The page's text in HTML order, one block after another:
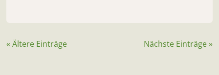
« Ältere Einträge Nächste Einträge »